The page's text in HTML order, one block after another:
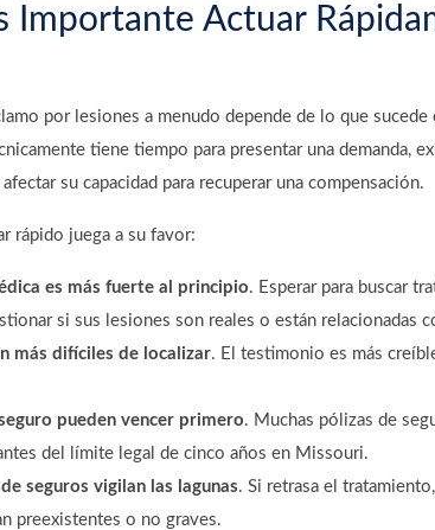
Importante Actuar
por lesiones a menudo depende de lo que
tiene tiempo para presentar una demanda,
su capacidad para recuperar una compensación.
rápido juega a su favor:
es más fuerte al principio. Esperar para buscar
si sus lesiones son reales o están relacionadas
más difíciles de localizar. El testimonio es más
pueden vencer primero. Muchas pólizas de
del límite legal de cinco años en Missouri.
seguros vigilan las lagunas. Si retrasa el
preexistentes o no graves.